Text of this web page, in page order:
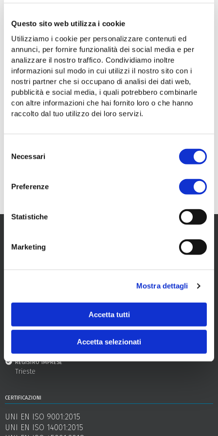
Questo sito web utilizza i cookie
Utilizziamo i cookie per personalizzare contenuti ed
annunci, per fornire funzionalità dei social media e per
analizzare il nostro traffico. Condividiamo inoltre
informazioni sul modo in cui utilizzi il nostro sito con i
nostri partner che si occupano di analisi dei dati web,
pubblicità e social media, i quali potrebbero combinarle
con altre informazioni che hai fornito loro o che hanno
raccolto dal tuo utilizzo dei loro servizi.
delNecessari
Preferenze
Statistiche
Marketing
Mostra dettagli
Accetta tutti
Accetta selezionati
NOTE
Dopo le ore 21:00, la linea 21 è sostituita dallalinea
20.
Allegati
linea 21 | Borgo San Sergio »« largo Città di
04 giugno 2026
capitale sociale
euro 17.000.000 interamente versato
registro imprese
Trieste
certificazioni
UNI EN ISO 9001:2015
UNI EN ISO 14001:2015